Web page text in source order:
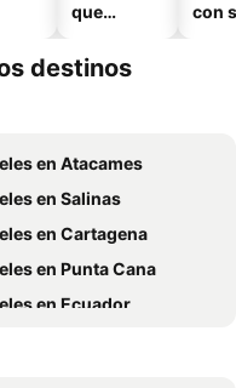
que
mascotas
con
destinos
en Atacames
en Salinas
en Cartagena
en Punta Cana
en Ecuador
en Galápagos